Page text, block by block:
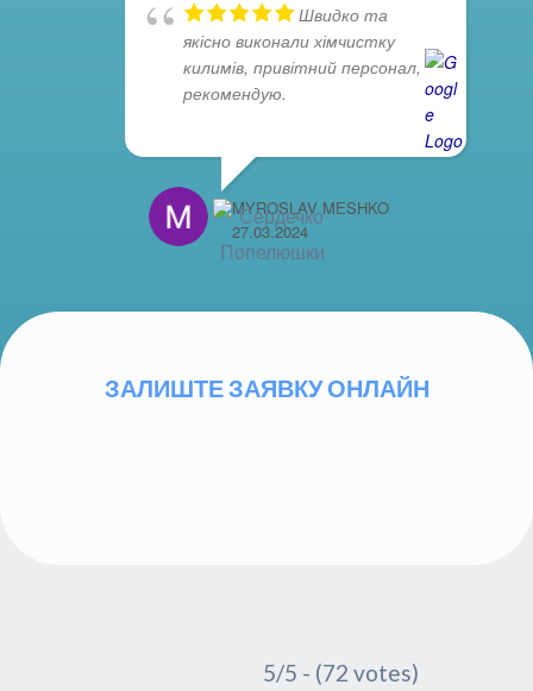
Швидко та
якісно виконали хімчистку
килимів, привітний персонал,
рекомендую.
MYROSLAV MESHKO
27.03.2024
ЗАЛИШТЕ ЗАЯВКУ ОНЛАЙН
5/5 - (72 votes)